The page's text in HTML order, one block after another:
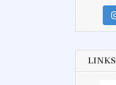
LINKS